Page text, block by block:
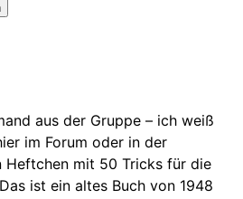
aus der Gruppe – ich weiß
im Forum oder in der
Heftchen mit 50 Tricks für die
ist ein altes Buch von 1948